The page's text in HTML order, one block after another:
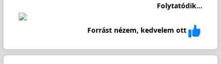
Folytatódik...
Forrást nézem, kedvelem ott